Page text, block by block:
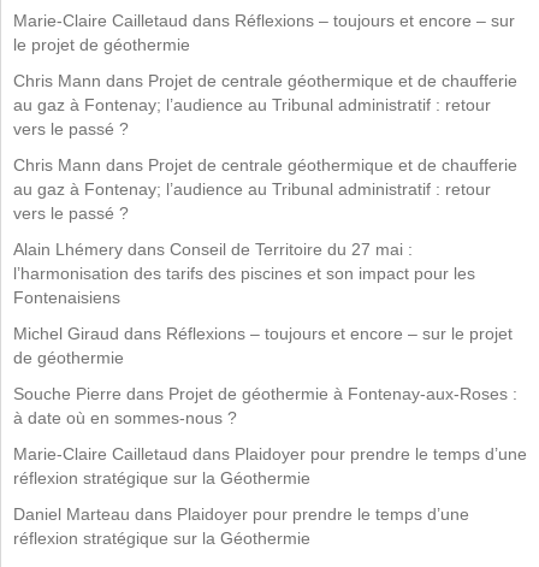
Marie-Claire Cailletaud dans Réflexions – toujours et encore – sur
le projet de géothermie
Chris Mann dans Projet de centrale géothermique et de chaufferie
au gaz à Fontenay; l’audience au Tribunal administratif : retour
vers le passé ?
Chris Mann dans Projet de centrale géothermique et de chaufferie
au gaz à Fontenay; l’audience au Tribunal administratif : retour
vers le passé ?
Alain Lhémery dans Conseil de Territoire du 27 mai :
l’harmonisation des tarifs des piscines et son impact pour les
Fontenaisiens
Michel Giraud dans Réflexions – toujours et encore – sur le projet
de géothermie
Souche Pierre dans Projet de géothermie à Fontenay-aux-Roses :
à date où en sommes-nous ?
Marie-Claire Cailletaud dans Plaidoyer pour prendre le temps d’une
réflexion stratégique sur la Géothermie
Daniel Marteau dans Plaidoyer pour prendre le temps d’une
réflexion stratégique sur la Géothermie